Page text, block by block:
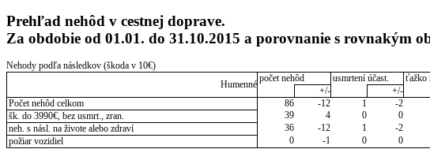
Prehľad nehôd v cestnej doprave.
Za obdobie od 01.01. do 31.10.2015 a porovnanie s rovnakým
Nehody podľa následkov (škoda v 10€)
Humenné
počet nehôd usmrtení účast. ťažko
+/-
+/-
Počet nehôd celkom
86 -12 1 -2
šk. do 3990€, bez usmrt., zran.
39 4 0 0
neh. s násl. na živote alebo zdraví
36 -12 1 -2
požiar vozidiel
0 -1 0 0